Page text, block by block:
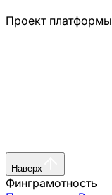
Проект
Наверх
Финграмотность